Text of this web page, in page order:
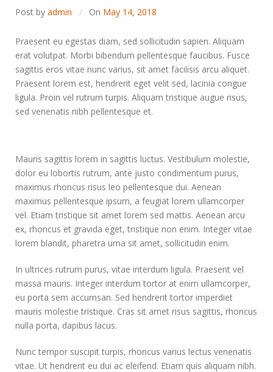
Post by admin On May 14, 2018
Praesent eu egestas diam, sed sollicitudin sapien. Aliquam
erat volutpat. Morbi bibendum pellentesque faucibus. Fusce
sagittis eros vitae nunc varius, sit amet facilisis arcu aliquet.
Praesent lorem est, hendrerit eget velit sed, lacinia congue
ligula. Proin vel rutrum turpis. Aliquam tristique augue risus,
sed venenatis nibh pellentesque et.
Mauris sagittis lorem in sagittis luctus. Vestibulum molestie,
dolor eu lobortis rutrum, ante justo condimentum purus,
maximus rhoncus risus leo pellentesque dui. Aenean
maximus pellentesque ipsum, a feugiat lorem ullamcorper
vel. Etiam tristique sit amet lorem sed mattis. Aenean arcu
ex, rhoncus et gravida eget, tristique non enim. Integer vitae
lorem blandit, pharetra urna sit amet, sollicitudin enim.
In ultrices rutrum purus, vitae interdum ligula. Praesent vel
massa mauris. Integer interdum tortor at enim ullamcorper,
eu porta sem accumsan. Sed hendrerit tortor imperdiet
mauris molestie tristique. Cras sit amet risus sagittis, rhoncus
nulla porta, dapibus lacus.
Nunc tempor suscipit turpis, rhoncus varius lectus venenatis
vitae. Ut hendrerit eu dui ac eleifend. Etiam quis aliquam nibh.